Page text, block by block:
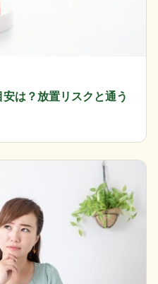
は？放置リスクと通う